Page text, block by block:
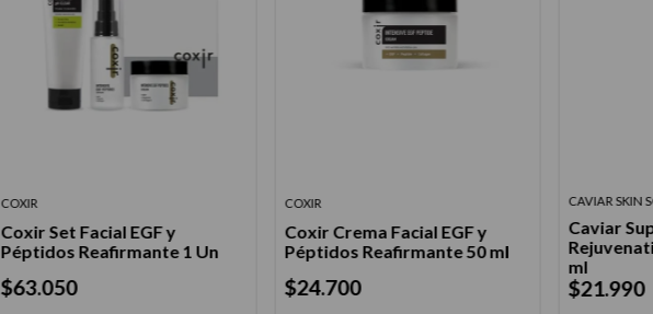
COXIR
Coxir Set Facial EGF y
Péptidos Reafirmante 1 Un
$63.050
COXIR
Coxir Crema Facial EGF y
Péptidos Reafirmante 50 ml
$24.700
CAVIAR SKIN
Caviar
ml
$21.990